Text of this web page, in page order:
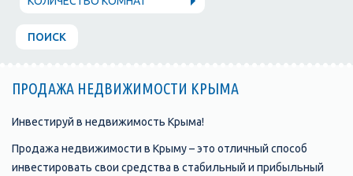
ПОИСК
ПРОДАЖА НЕДВИЖИМОСТИ КРЫМА
Инвестируй в недвижимость Крыма!
Продажа недвижимости в Крыму – это отличный способ
инвестировать свои средства в стабильный и прибыльный